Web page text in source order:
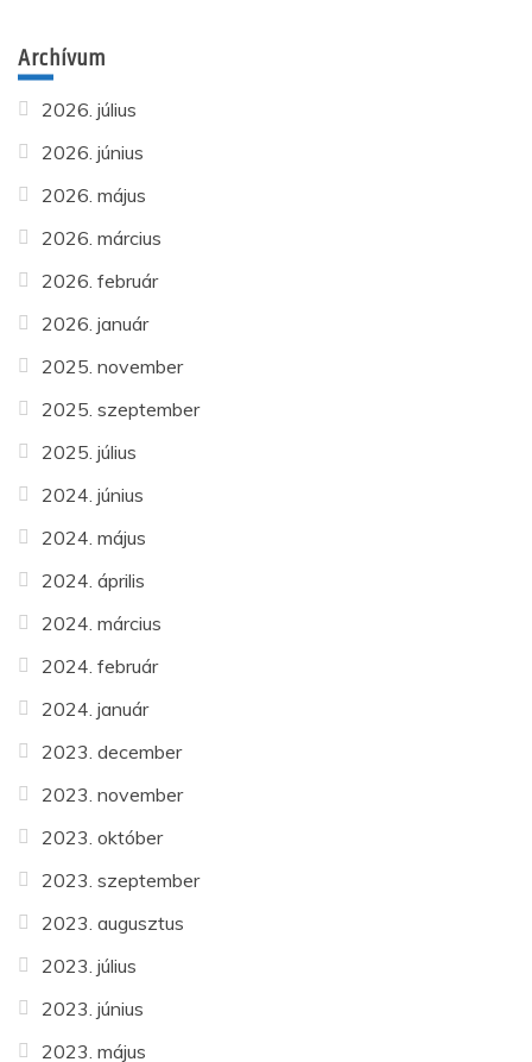
Archívum
2026. július
2026. június
2026. május
2026. március
2026. február
2026. január
2025. november
2025. szeptember
2025. július
2024. június
2024. május
2024. április
2024. március
2024. február
2024. január
2023. december
2023. november
2023. október
2023. szeptember
2023. augusztus
2023. július
2023. június
2023. május